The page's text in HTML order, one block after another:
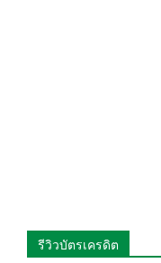
รีวิวบัตรเครดิต